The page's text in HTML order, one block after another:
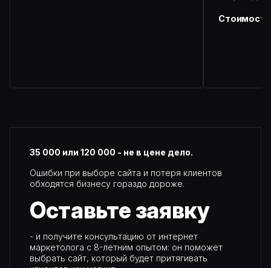
35 000 или 120 000 - не в цене дело.
Ошибки при выборе сайта и потеря клиентов
обходятся бизнесу гораздо дороже.
Оставьте заявку
- и получите консультацию от интернет
маркетолога с 8-летним опытом: он поможет
выбрать сайт, который будет притягивать